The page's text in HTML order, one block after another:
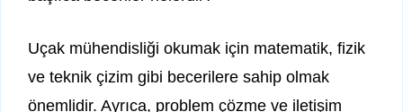
Uçak mühendisliği okumak için matematik, fizik
ve teknik çizim gibi becerilere sahip olmak
önemlidir. Ayrıca, problem çözme ve iletişim